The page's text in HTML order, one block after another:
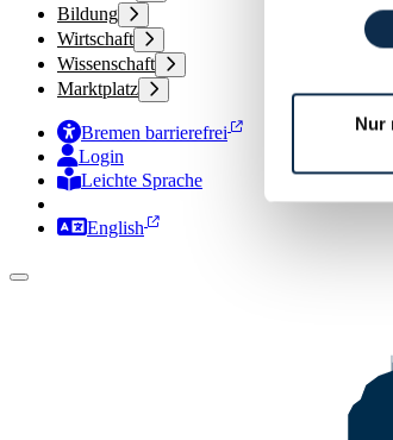
Nur
Bildung
Wirtschaft
Wissenschaft
Marktplatz
Bremen barrierefrei
Login
Leichte Sprache
Zur Deutschen Gebärdensprache
English